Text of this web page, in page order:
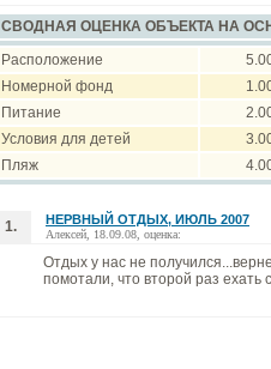
СВОДНАЯ ОЦЕНКА ОБЪЕКТА НА
Расположение
Номерной фонд
Питание
Условия для детей
Пляж
1. НЕРВНЫЙ ОТДЫХ, ИЮЛЬ 2007
Алексей, 18.09.08, оценка:
Отдых у нас не
помотали, что второй раз ехать